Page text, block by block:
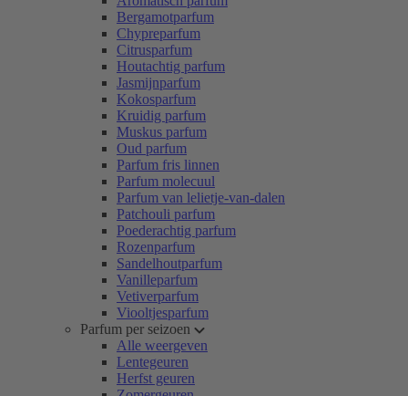
Bergamotparfum
Chypreparfum
Citrusparfum
Houtachtig parfum
Jasmijnparfum
Kokosparfum
Kruidig parfum
Muskus parfum
Oud parfum
Parfum fris linnen
Parfum molecuul
Parfum van lelietje-van-dalen
Patchouli parfum
Poederachtig parfum
Rozenparfum
Sandelhoutparfum
Vanilleparfum
Vetiverparfum
Viooltjesparfum
Parfum per seizoen
Alle weergeven
Lentegeuren
Herfst geuren